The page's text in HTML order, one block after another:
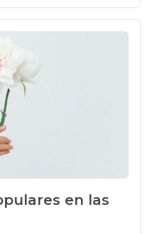
en las